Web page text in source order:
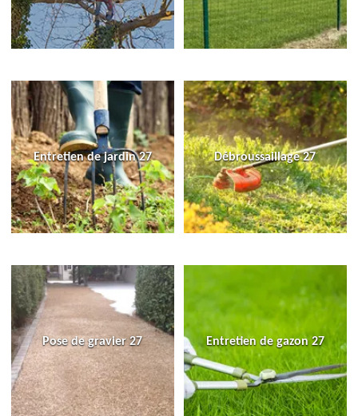
Entretien de jardin 27 Débroussaillage 27
Pose de gravier 27 Entretien de gazon 27